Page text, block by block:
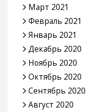
Март 2021
Февраль 2021
Январь 2021
Декабрь 2020
Ноябрь 2020
Октябрь 2020
Сентябрь 2020
Август 2020